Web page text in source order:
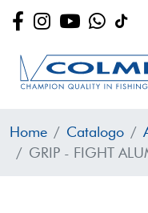
Home Catalogo
GRIP - FIGHT